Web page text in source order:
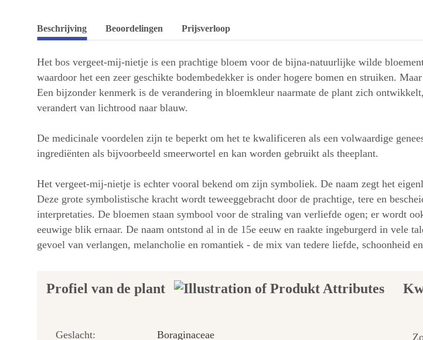
Beschrijving Beoordelingen Prijsverloop
Het bos vergeet-mij-nietje is een prachtige bloem voor de bijna-natuurlijke wilde
waardoor het een zeer geschikte bodembedekker is onder hogere bomen en struiken.
Een bijzonder kenmerk is de verandering in bloemkleur naarmate de plant zich
verandert van lichtrood naar blauw.
De medicinale voordelen zijn te beperkt om het te kwalificeren als een volwaardige
ingrediënten als bijvoorbeeld smeerwortel en kan worden gebruikt als theeplant.
Het vergeet-mij-nietje is echter vooral bekend om zijn symboliek. De naam zegt het
Deze grote symbolistische kracht wordt teweeggebracht door de prachtige, tere en
interpretaties. De bloemen staan symbool voor de straling van verliefde ogen; er wordt
eeuwige blik ernaar. De naam ontstond al in de 15e eeuw en raakte ingeburgerd in vele
gevoel van verlangen, melancholie en romantiek - de mix van tedere liefde, schoonheid
Profiel van de plant
Geslacht: Boraginaceae